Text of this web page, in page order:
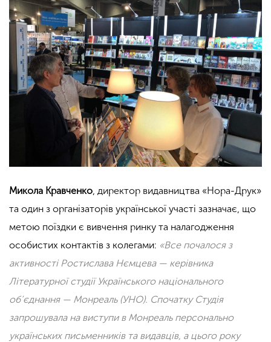
Микола Кравченко, директор видавництва «Нора-Друк»
та один з організаторів української участі зазначає, що
метою поїздки є вивчення ринку та налагодження
особистих контактів з колегами: «Все почалося з
активності Ростислава Нємцева — керівника
Літературної студії Українського національного
об’єднання — Монреаль (УНО). Спочатку Студія
запрошувала на виступи в Монреаль персонально
українських письменників та видавців, а цього року